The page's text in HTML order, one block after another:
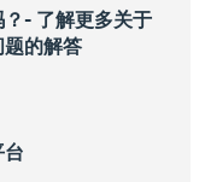
- 了解更多关于
的解答